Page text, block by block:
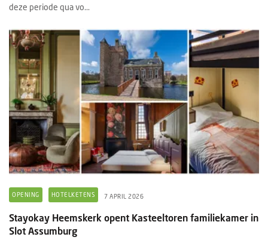
deze periode qua vo...
OPENING HOTELKETENS 7 APRIL 2026
Stayokay Heemskerk opent Kasteeltoren familiekamer in
Slot Assumburg